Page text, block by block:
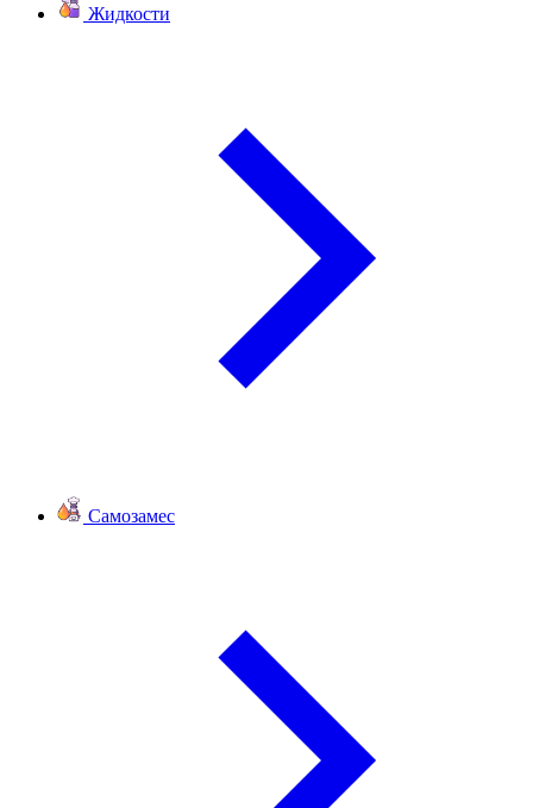
Жидкости
Самозамес